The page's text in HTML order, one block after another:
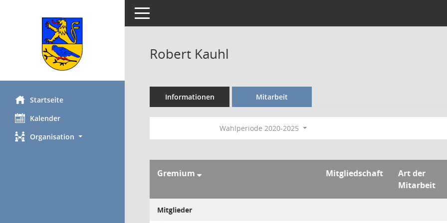
Startseite
Kalender
Organisation
Toggle navigation
Robert Kauhl
Informationen Mitarbeit
Wahlperiode 2020-2025
Gremium Mitgliedschaft
Art der
Mitarbeit
Mitglieder